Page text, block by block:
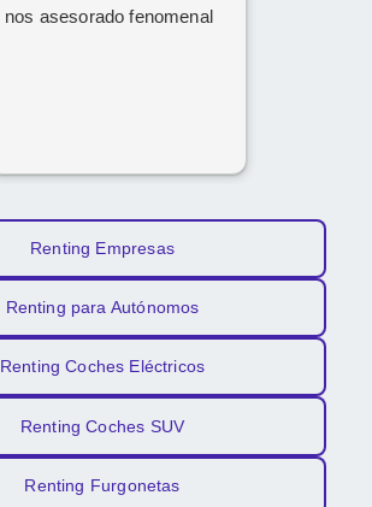
nos asesorado fenomenal
Renting Empresas
Renting para Autónomos
Renting Coches Eléctricos
Renting Coches SUV
Renting Furgonetas